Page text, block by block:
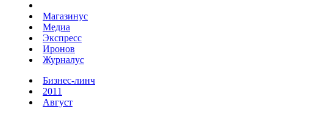
Магазинус
Медиа
Экспресс
Иронов
Журналус
Бизнес-линч
2011
Август